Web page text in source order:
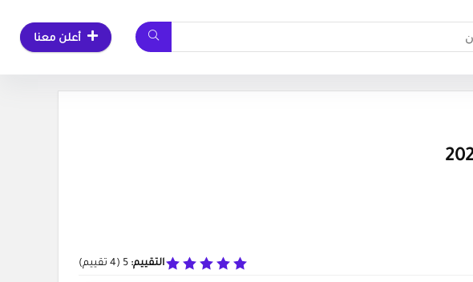
أعلن معنا
التقييم: 5
(
4 تقييم)